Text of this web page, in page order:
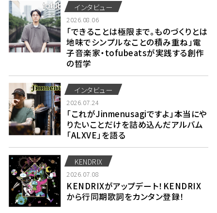
インタビュー
2026.08.06
「できることは極限まで。ものづくりとは
地味でシンプルなことの積み重ね」電
子音楽家・tofubeatsが実践する創作
の哲学
インタビュー
2026.07.24
「これがJinmenusagiですよ」本当にや
りたいことだけを詰め込んだアルバム
「ALXVE」を語る
KENDRIX
2026.07.08
KENDRIXがアップデート！KENDRIX
から行同期歌詞をカンタン登録！